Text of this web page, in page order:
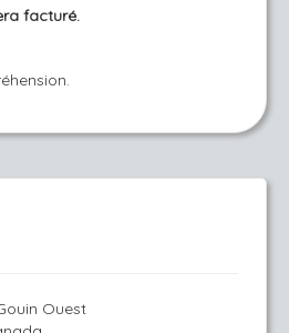
facturé.
Ouest